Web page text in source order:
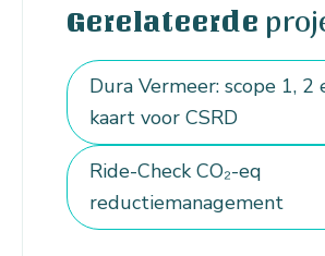
Gerelateerde
Dura Vermeer: scope 1, 2
kaart voor CSRD
Ride-Check CO₂-eq
reductiemanagement